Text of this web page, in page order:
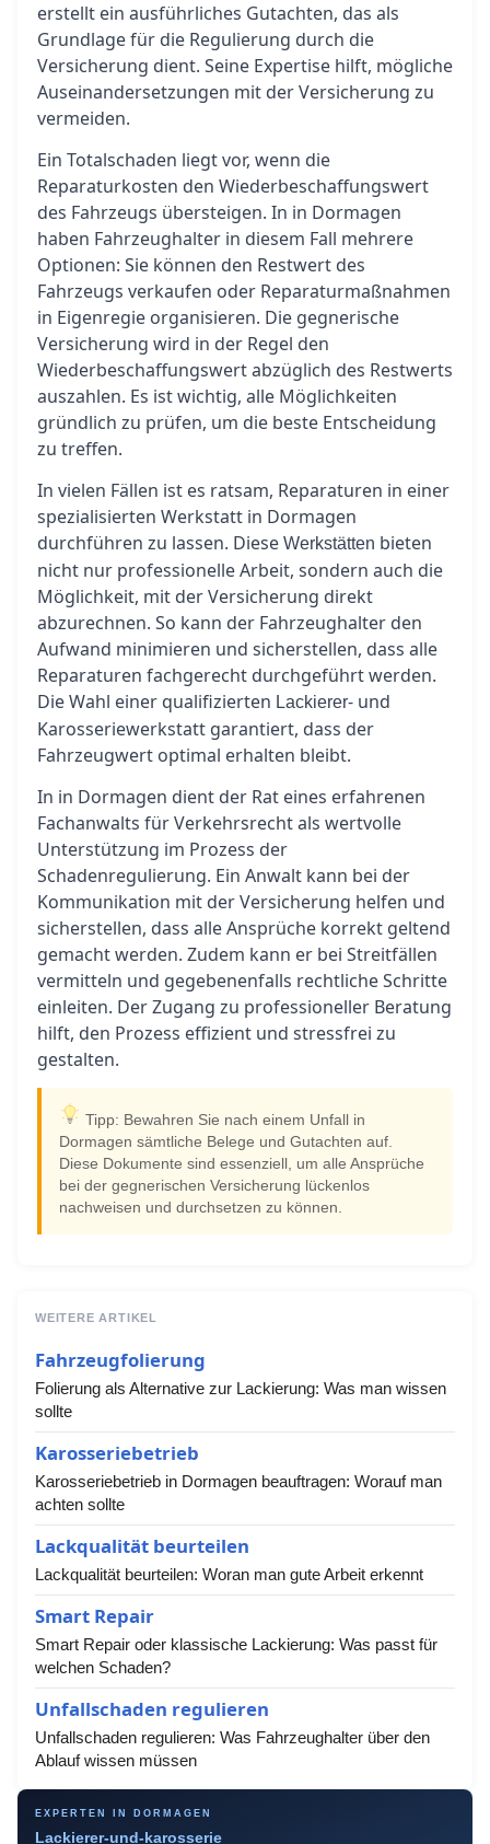
erstellt ein ausführliches Gutachten, das als
Grundlage für die Regulierung durch die
Versicherung dient. Seine Expertise hilft, mögliche
Auseinandersetzungen mit der Versicherung zu
vermeiden.
Ein Totalschaden liegt vor, wenn die
Reparaturkosten den Wiederbeschaffungswert
des Fahrzeugs übersteigen. In in Dormagen
haben Fahrzeughalter in diesem Fall mehrere
Optionen: Sie können den Restwert des
Fahrzeugs verkaufen oder Reparaturmaßnahmen
in Eigenregie organisieren. Die gegnerische
Versicherung wird in der Regel den
Wiederbeschaffungswert abzüglich des Restwerts
auszahlen. Es ist wichtig, alle Möglichkeiten
gründlich zu prüfen, um die beste Entscheidung
zu treffen.
In vielen Fällen ist es ratsam, Reparaturen in einer
spezialisierten Werkstatt in Dormagen
durchführen zu lassen. Diese Werkstätten bieten
nicht nur professionelle Arbeit, sondern auch die
Möglichkeit, mit der Versicherung direkt
abzurechnen. So kann der Fahrzeughalter den
Aufwand minimieren und sicherstellen, dass alle
Reparaturen fachgerecht durchgeführt werden.
Die Wahl einer qualifizierten Lackierer- und
Karosseriewerkstatt garantiert, dass der
Fahrzeugwert optimal erhalten bleibt.
In in Dormagen dient der Rat eines erfahrenen
Fachanwalts für Verkehrsrecht als wertvolle
Unterstützung im Prozess der
Schadenregulierung. Ein Anwalt kann bei der
Kommunikation mit der Versicherung helfen und
sicherstellen, dass alle Ansprüche korrekt geltend
gemacht werden. Zudem kann er bei Streitfällen
vermitteln und gegebenenfalls rechtliche Schritte
einleiten. Der Zugang zu professioneller Beratung
hilft, den Prozess effizient und stressfrei zu
gestalten.
Tipp: Bewahren Sie nach einem Unfall in
Dormagen sämtliche Belege und Gutachten auf.
Diese Dokumente sind essenziell, um alle Ansprüche
bei der gegnerischen Versicherung lückenlos
nachweisen und durchsetzen zu können.
WEITERE ARTIKEL
Fahrzeugfolierung
Folierung als Alternative zur Lackierung: Was man wissen
sollte
Karosseriebetrieb
Karosseriebetrieb in Dormagen beauftragen: Worauf man
achten sollte
Lackqualität beurteilen
Lackqualität beurteilen: Woran man gute Arbeit erkennt
Smart Repair
Smart Repair oder klassische Lackierung: Was passt für
welchen Schaden?
Unfallschaden regulieren
Unfallschaden regulieren: Was Fahrzeughalter über den
Ablauf wissen müssen
EXPERTEN IN DORMAGEN
Lackierer-und-karosserie